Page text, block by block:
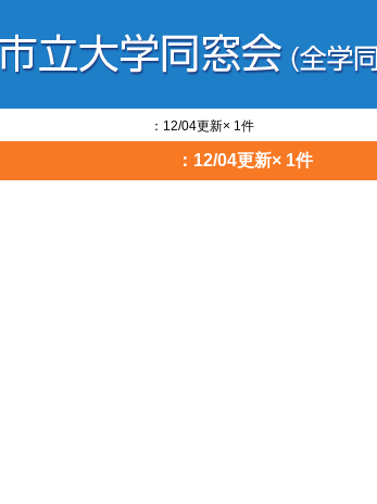
援 の話題 ：12/04更新× 1件
の話題 ：12/04更新× 1件